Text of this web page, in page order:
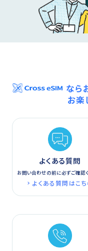
なら
お楽
よくある質問
お問い合わせの前に必ずご確認
よくある質問はこち